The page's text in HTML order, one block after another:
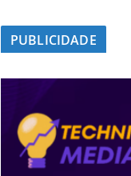
PUBLICIDADE